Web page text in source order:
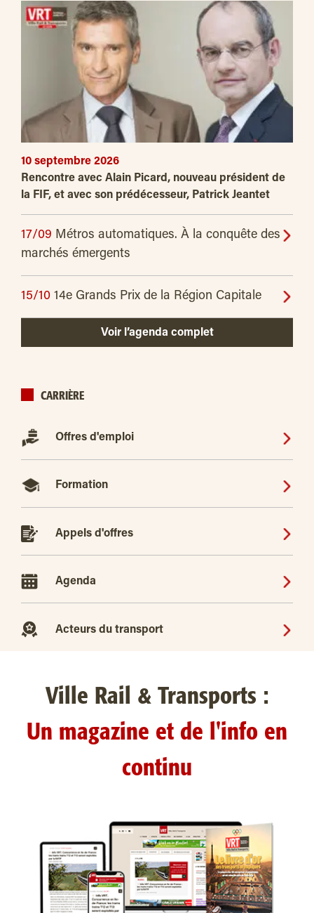
10 septembre 2026
Rencontre avec Alain Picard, nouveau président de
la FIF, et avec son prédécesseur, Patrick Jeantet
17/09 Métros automatiques. À la conquête des
marchés émergents
15/10 14e Grands Prix de la Région Capitale
Voir l’agenda complet
CARRIÈRE
Offres d'emploi
Formation
Appels d'offres
Agenda
Acteurs du transport
Ville Rail & Transports :
Un magazine et de l'info en
continu